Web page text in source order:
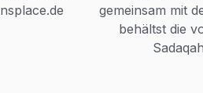
gemeinsam mit
behältst die